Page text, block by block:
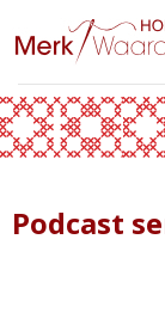
Podcast